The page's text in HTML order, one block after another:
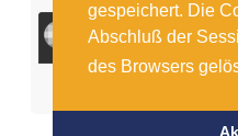
gespeichert. Die
Abschluß der
des Browsers